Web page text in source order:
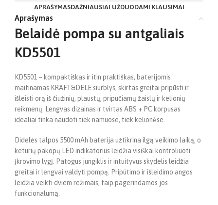
APRAŠYMASDAŽNIAUSIAI UŽDUODAMI KLAUSIMAI
Aprašymas
Belaidė pompa su antgaliais
KD5501
KD5501 – kompaktiškas ir itin praktiškas, baterijomis
maitinamas KRAFT&DELE siurblys, skirtas greitai pripūsti ir
išleisti orą iš čiužinių, plaustų, pripučiamų žaislų ir kelionių
reikmenų. Lengvas dizainas ir tvirtas ABS + PC korpusas
idealiai tinka naudoti tiek namuose, tiek kelionėse.
Didelės talpos 5500 mAh baterija užtikrina ilgą veikimo laiką, o
keturių pakopų LED indikatorius leidžia visiškai kontroliuoti
įkrovimo lygį. Patogus jungiklis ir intuityvus skydelis leidžia
greitai ir lengvai valdyti pompą. Pripūtimo ir išleidimo angos
leidžia veikti dviem režimais, taip pagerindamos jos
funkcionalumą.